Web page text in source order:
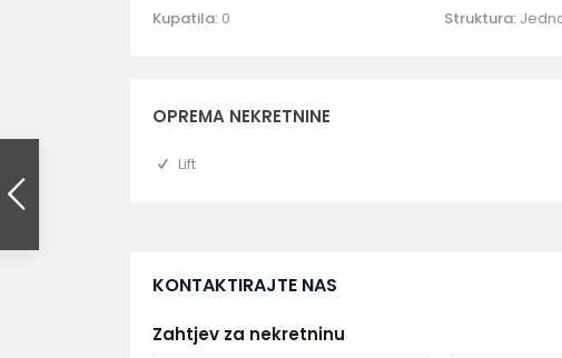
Kupatila: 0 Struktura:
OPREMA NEKRETNINE
Lift
KONTAKTIRAJTE NAS
Zahtjev za nekretninu